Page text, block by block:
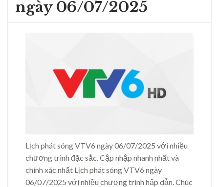
ngày 06/07/2025
Lịch phát sóng VTV6 ngày 06/07/2025 với nhiều
chương trình đặc sắc. Cập nhập nhanh nhất và
chính xác nhất Lịch phát sóng VTV6 ngày
06/07/2025 với nhiều chương trình hấp dẫn. Chúc